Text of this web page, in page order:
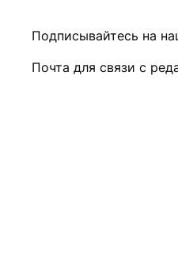
Подписывайтесь на
Почта для связи с